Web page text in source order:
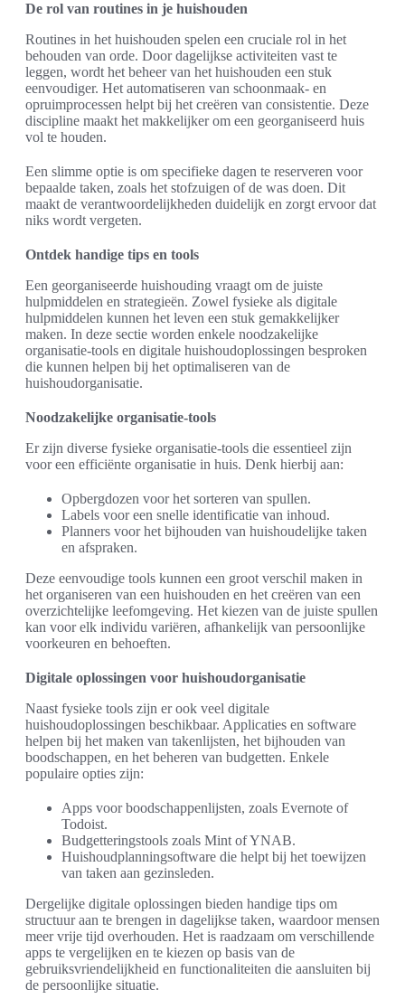
De rol van routines in je huishouden
Routines in het huishouden spelen een cruciale rol in het
behouden van orde. Door dagelijkse activiteiten vast te
leggen, wordt het beheer van het huishouden een stuk
eenvoudiger. Het automatiseren van schoonmaak- en
opruimprocessen helpt bij het creëren van consistentie. Deze
discipline maakt het makkelijker om een georganiseerd huis
vol te houden.
Een slimme optie is om specifieke dagen te reserveren voor
bepaalde taken, zoals het stofzuigen of de was doen. Dit
maakt de verantwoordelijkheden duidelijk en zorgt ervoor dat
niks wordt vergeten.
Ontdek handige tips en tools
Een georganiseerde huishouding vraagt om de juiste
hulpmiddelen en strategieën. Zowel fysieke als digitale
hulpmiddelen kunnen het leven een stuk gemakkelijker
maken. In deze sectie worden enkele noodzakelijke
organisatie-tools en digitale huishoudoplossingen besproken
die kunnen helpen bij het optimaliseren van de
huishoudorganisatie.
Noodzakelijke organisatie-tools
Er zijn diverse fysieke organisatie-tools die essentieel zijn
voor een efficiënte organisatie in huis. Denk hierbij aan:
Opbergdozen voor het sorteren van spullen.
Labels voor een snelle identificatie van inhoud.
Planners voor het bijhouden van huishoudelijke taken
en afspraken.
Deze eenvoudige tools kunnen een groot verschil maken in
het organiseren van een huishouden en het creëren van een
overzichtelijke leefomgeving. Het kiezen van de juiste spullen
kan voor elk individu variëren, afhankelijk van persoonlijke
voorkeuren en behoeften.
Digitale oplossingen voor huishoudorganisatie
Naast fysieke tools zijn er ook veel digitale
huishoudoplossingen beschikbaar. Applicaties en software
helpen bij het maken van takenlijsten, het bijhouden van
boodschappen, en het beheren van budgetten. Enkele
populaire opties zijn:
Apps voor boodschappenlijsten, zoals Evernote of
Todoist.
Budgetteringstools zoals Mint of YNAB.
Huishoudplanningsoftware die helpt bij het toewijzen
van taken aan gezinsleden.
Dergelijke digitale oplossingen bieden handige tips om
structuur aan te brengen in dagelijkse taken, waardoor mensen
meer vrije tijd overhouden. Het is raadzaam om verschillende
apps te vergelijken en te kiezen op basis van de
gebruiksvriendelijkheid en functionaliteiten die aansluiten bij
de persoonlijke situatie.